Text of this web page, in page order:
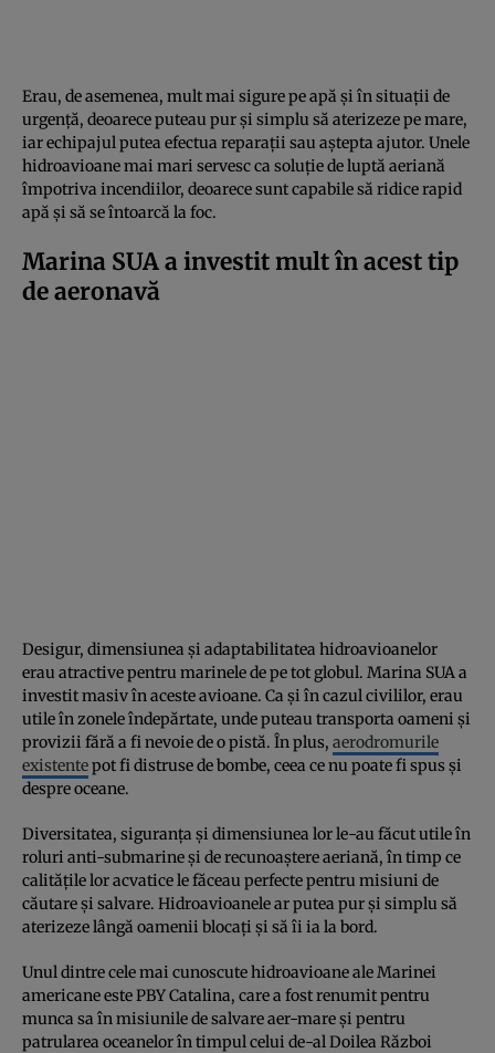
Erau, de asemenea, mult mai sigure pe apă și în situații de
urgență, deoarece puteau pur și simplu să aterizeze pe mare,
iar echipajul putea efectua reparații sau aștepta ajutor. Unele
hidroavioane mai mari servesc ca soluție de luptă aeriană
împotriva incendiilor, deoarece sunt capabile să ridice rapid
apă și să se întoarcă la foc.
Marina SUA a investit mult în acest tip
de aeronavă
Desigur, dimensiunea și adaptabilitatea hidroavioanelor
erau atractive pentru marinele de pe tot globul. Marina SUA a
investit masiv în aceste avioane. Ca și în cazul civililor, erau
utile în zonele îndepărtate, unde puteau transporta oameni și
provizii fără a fi nevoie de o pistă. În plus, aerodromurile
existentepot fi distruse de bombe, ceea ce nu poate fi spus și
despre oceane.
Diversitatea, siguranța și dimensiunea lor le-au făcut utile în
roluri anti-submarine și de recunoaștere aeriană, în timp ce
calitățile lor acvatice le făceau perfecte pentru misiuni de
căutare și salvare. Hidroavioanele ar putea pur și simplu să
aterizeze lângă oamenii blocați și să îi ia la bord.
Unul dintre cele mai cunoscute hidroavioane ale Marinei
americane este PBY Catalina, care a fost renumit pentru
munca sa în misiunile de salvare aer-mare și pentru
patrularea oceanelor în timpul celui de-al Doilea Război